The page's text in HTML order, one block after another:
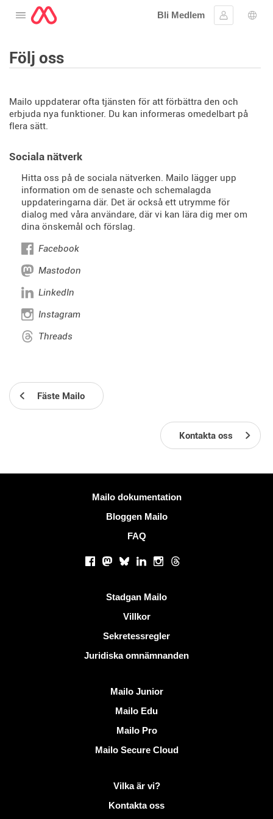
Öppna menyn
Bli Medlem
Logga in
Följ oss
Mailo uppdaterar ofta tjänsten för att förbättra den och
erbjuda nya funktioner. Du kan informeras omedelbart på
flera sätt.
Sociala nätverk
Hitta oss på de sociala nätverken. Mailo lägger upp
information om de senaste och schemalagda
uppdateringarna där. Det är också ett utrymme för
dialog med våra användare, där vi kan lära dig mer om
dina önskemål och förslag.
Facebook
Mastodon
LinkedIn
Instagram
Threads
Fäste Mailo
Kontakta oss
Mailo dokumentation
Bloggen Mailo
FAQ
Facebook
Mastodon
BlueskyLinkedInInstagram
Threads
Stadgan Mailo
Villkor
Sekretessregler
Juridiska omnämnanden
Mailo Junior
Mailo Edu
Mailo Pro
Mailo Secure Cloud
Mer information på MailoVilka är vi?
Kontakta oss